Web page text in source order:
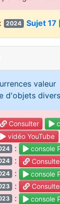
2024 Sujet 17
valeur
d'objets divers
Consulter
vidéo YouTube
: console
:
: console
:
: console